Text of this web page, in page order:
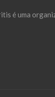
é uma